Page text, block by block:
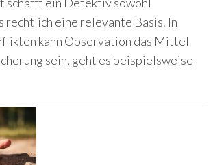
rechtlich eine relevante Basis. In
kann Observation das Mittel
sein, geht es beispielsweise